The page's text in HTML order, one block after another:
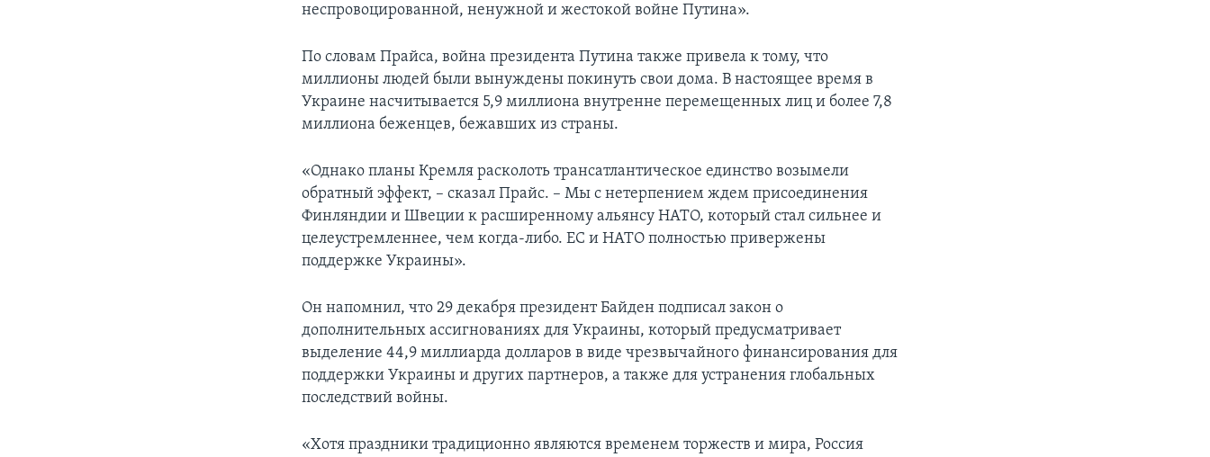
неспровоцированной, ненужной и жестокой войне Путина».
По словам Прайса, война президента Путина также привела к тому, что
миллионы людей были вынуждены покинуть свои дома. В настоящее время в
Украине насчитывается 5,9 миллиона внутренне перемещенных лиц и более 7,8
миллиона беженцев, бежавших из страны.
«Однако планы Кремля расколоть трансатлантическое единство возымели
обратный эффект, – сказал Прайс. – Мы с нетерпением ждем присоединения
Финляндии и Швеции к расширенному альянсу НАТО, который стал сильнее и
целеустремленнее, чем когда-либо. ЕС и НАТО полностью привержены
поддержке Украины».
Он напомнил, что 29 декабря президент Байден подписал закон о
дополнительных ассигнованиях для Украины, который предусматривает
выделение 44,9 миллиарда долларов в виде чрезвычайного финансирования для
поддержки Украины и других партнеров, а также для устранения глобальных
последствий войны.
«Хотя праздники традиционно являются временем торжеств и мира, Россия